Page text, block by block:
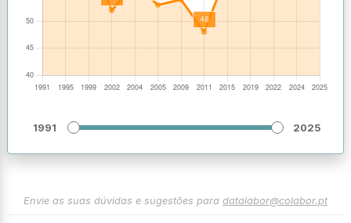
1991 2025
Envie as suas dúvidas e sugestões para datalabor@colabor.pt